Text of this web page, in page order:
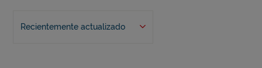
Recientemente actualizado